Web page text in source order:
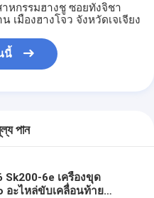
หกรรมฮางชู ซอยทังจิชา
เมืองฮางโจว จังหวัดเจเจียง
นี้
পান
Sk200-6e เครื่องขุด
อะไหล่ขับเคลื่อนท้าย